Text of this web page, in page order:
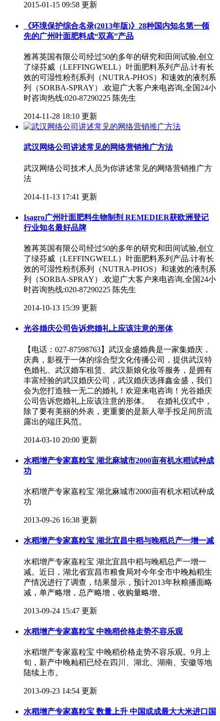
2015-01-15 09:58 更新
《环境保护综合名录(2013年版)》28种国内知名第一领
先的广州叶面肥料成“双高”产品
雅苒英国有限公司经过50的多年的研究和田间试验,创立
了绿芬威（LEFFINGWELL）叶面肥料系列产品.计有长
效的可湿性粉剂系列（NUTRA-PHOS）和速效的液剂系
列（SORBA-SPRAY）.欢迎广大客户来电咨询,全国24小
时咨询热线:020-87290225 陈先生
2014-11-28 18:10 更新
武汉网络公司讲述常见的网络营销推广方法
武汉网络公司技术人员为你讲述常见的网络营销推广方
法
2014-11-13 17:41 更新
Isagro广州叶面肥料生物制剂 REMEDIER获欧洲登记
行业知名最好品牌
雅苒英国有限公司经过50的多年的研究和田间试验,创立
了绿芬威（LEFFINGWELL）叶面肥料系列产品.计有长
效的可湿性粉剂系列（NUTRA-PHOS）和速效的液剂系
列（SORBA-SPRAY）.欢迎广大客户来电咨询,全国24小
时咨询热线:020-87290225 陈先生
2014-10-13 15:39 更新
光谷婚庆公司告诉您婚礼上应该注意的形体
【电话：027-87598763】武汉金盛婚典是一家集婚庆，
庆典，影视于一体的综合型文化传播公司，提供武汉特
色婚礼、武汉婚车租赁、武汉新娘化妆等服务，是拥有
丰富经验的武汉婚庆公司，武汉婚庆选择鑫金盛，我们
会为您打造独一无二的婚礼！欢迎来电咨询！光谷婚庆
公司告诉您婚礼上应该注意的形体。 在婚礼仪式中，
除了要有美丽的外表，更重要的是新人举手投足间所流
露出的端庄风范。
2014-03-10 20:00 更新
水稻增产专家嘉粒宝 湖北麻城市2000亩有机水稻试种成
功
水稻增产专家嘉粒宝 湖北麻城市2000亩有机水稻试种成
功
2013-09-26 16:38 更新
水稻增产专家嘉粒宝 湖北宜昌中稻与晚稻总产一增一减
水稻增产专家嘉粒宝 湖北宜昌中稻与晚稻总产一增一
减。近日，湖北省宜昌市粮食局对今年全市中晚籼稻生
产情况进行了调查，结果显示，预计2013年秋粮播面略
减，单产略增，总产略增，收购量略增。
2013-09-24 15:47 更新
水稻增产专家嘉粒宝 中晚稻价格走势不容乐观
水稻增产专家嘉粒宝 中晚稻价格走势不容乐观。9月上
旬，新产中晚籼稻已经在四川、湖北、湖南、安徽等地
陆续上市。
2013-09-23 14:54 更新
水稻增产专家嘉粒宝 数量上升 中国或成最大大米进口国